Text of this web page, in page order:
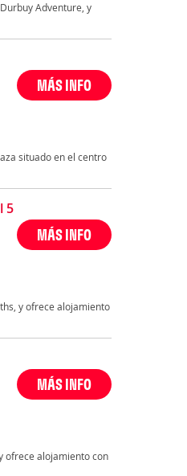
Adventure, y
MÁS INFO
situado en el centro
5
MÁS INFO
y ofrece alojamiento
MÁS INFO
ofrece alojamiento con